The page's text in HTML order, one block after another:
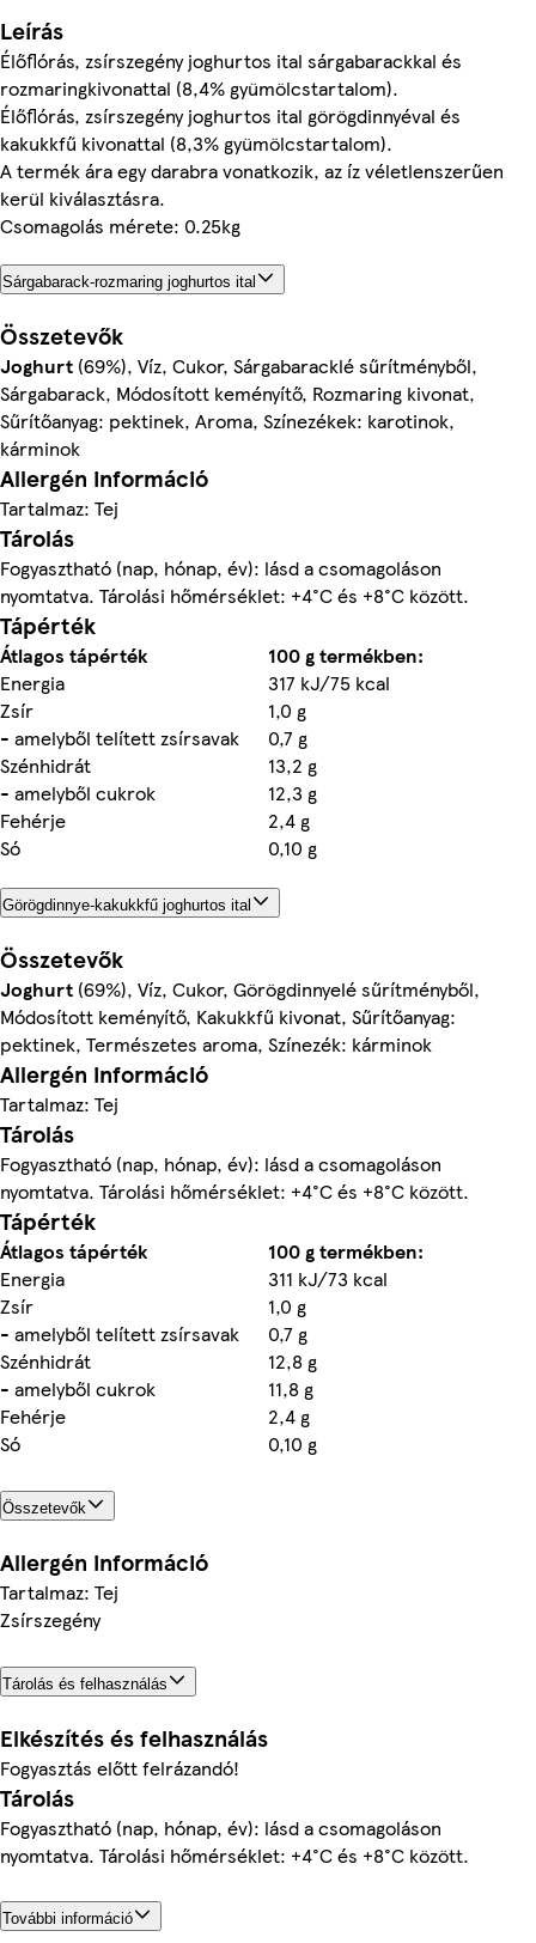
Leírás
Élőflórás, zsírszegény joghurtos ital sárgabarackkal és
rozmaringkivonattal (8,4% gyümölcstartalom).
Élőflórás, zsírszegény joghurtos ital görögdinnyéval és
kakukkfű kivonattal (8,3% gyümölcstartalom).
A termék ára egy darabra vonatkozik, az íz véletlenszerűen
kerül kiválasztásra.
Csomagolás mérete: 0.25kg
Sárgabarack-rozmaring joghurtos ital
Összetevők
Joghurt (69%), Víz, Cukor, Sárgabaracklé sűrítményből,
Sárgabarack, Módosított keményítő, Rozmaring kivonat,
Sűrítőanyag: pektinek, Aroma, Színezékek: karotinok,
kárminok
Allergén információ
Tartalmaz: Tej
Tárolás
Fogyasztható (nap, hónap, év): lásd a csomagoláson
nyomtatva. Tárolási hőmérséklet: +4°C és +8°C között.
Tápérték
Átlagos tápérték
100 g termékben:
Energia
317 kJ/75 kcal
Zsír
1,0 g
- amelyből telített zsírsavak
0,7 g
Szénhidrát
13,2 g
- amelyből cukrok
12,3 g
Fehérje
2,4 g
Só
0,10 g
Görögdinnye-kakukkfű joghurtos ital
Összetevők
Joghurt (69%), Víz, Cukor, Görögdinnyelé sűrítményből,
Módosított keményítő, Kakukkfű kivonat, Sűrítőanyag:
pektinek, Természetes aroma, Színezék: kárminok
Allergén információ
Tartalmaz: Tej
Tárolás
Fogyasztható (nap, hónap, év): lásd a csomagoláson
nyomtatva. Tárolási hőmérséklet: +4°C és +8°C között.
Tápérték
Átlagos tápérték
100 g termékben:
Energia
311 kJ/73 kcal
Zsír
1,0 g
- amelyből telített zsírsavak
0,7 g
Szénhidrát
12,8 g
- amelyből cukrok
11,8 g
Fehérje
2,4 g
Só
0,10 g
Összetevők
Allergén információ
Tartalmaz: Tej
Zsírszegény
Tárolás és felhasználás
Elkészítés és felhasználás
Fogyasztás előtt felrázandó!
Tárolás
Fogyasztható (nap, hónap, év): lásd a csomagoláson
nyomtatva. Tárolási hőmérséklet: +4°C és +8°C között.
További információ